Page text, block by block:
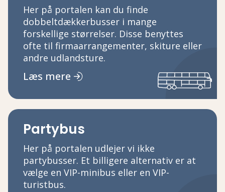
Her på portalen kan du finde
dobbeltdækkerbusser i mange
forskellige størrelser. Disse benyttes
ofte til firmaarrangementer, skiture eller
andre udlandsture.
Læs mere
Partybus
Her på portalen udlejer vi ikke
partybusser. Et billigere alternativ er at
vælge en VIP-minibus eller en VIP-
turistbus.